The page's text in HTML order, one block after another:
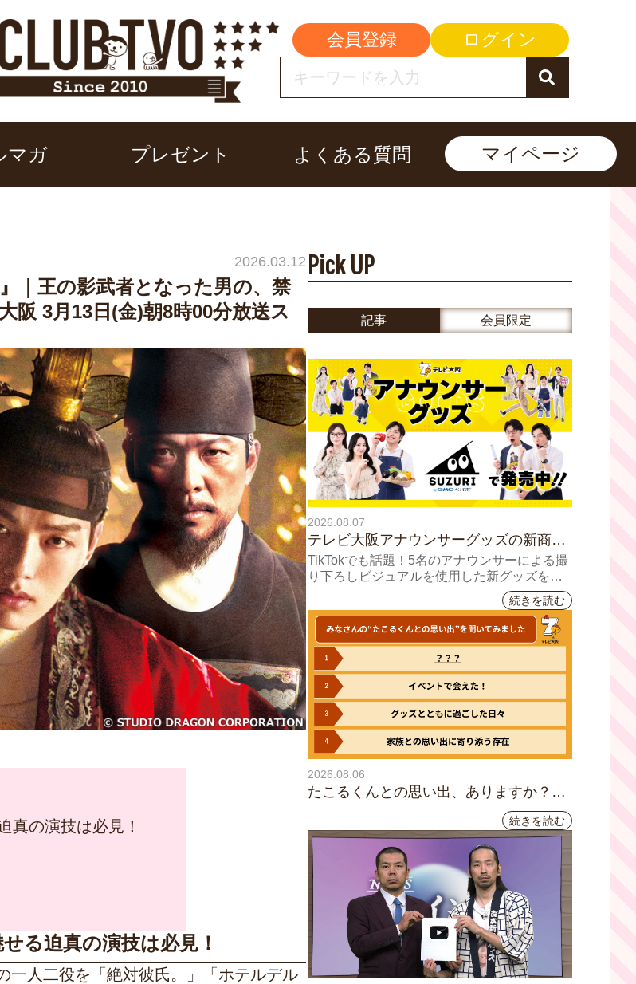
会員登録 ログイン
マガ プレゼント よくある質問 マイページ
2026.03.12
｜王の影武者となった男の、禁
阪 3月13日(金)朝8時00分放送ス
真の演技は必見！
る迫真の演技は必見！
一人二役を「絶対彼氏。」「ホテルデル
Pick UP
記事 会員限定
2026.08.07
テレビ大阪アナウンサーグッズの新商品
8月8日(土)に発売！ テーマは「個性全
開」5人それぞれの"らしさ"を詰め込んだ
TikTokでも話題！5名のアナウンサーによる撮
り下ろしビジュアルを使用した新グッズを発
続きを読む
2026.08.06
たこるくんとの思い出、ありますか？会
員のみなさんに聞いてみました
続きを読む